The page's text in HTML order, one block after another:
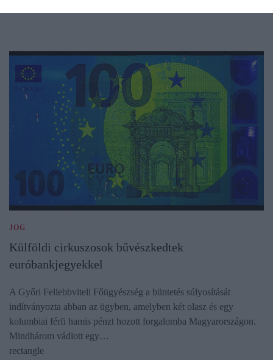
JOG
Külföldi cirkuszosok bűvészkedtek
euróbankjegyekkel
A Győri Fellebbviteli Főügyészség a büntetés súlyosítását
indítványozta abban az ügyben, amelyben két olasz és egy
kolumbiai férfi hamis pénzt hozott forgalomba Magyarországon.
Mindhárom vádlott egy…
rectangle